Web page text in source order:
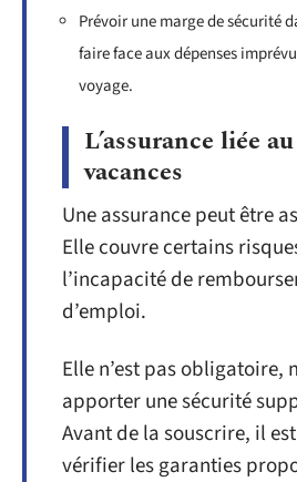
Prévoir une marge de sécurité
faire face aux dépenses
voyage.
L’assurance liée
vacances
Une assurance peut être
Elle couvre certains
l’incapacité de
d’emploi.
Elle n’est pas obligatoire,
apporter une sécurité
Avant de la souscrire, il
vérifier les garanties